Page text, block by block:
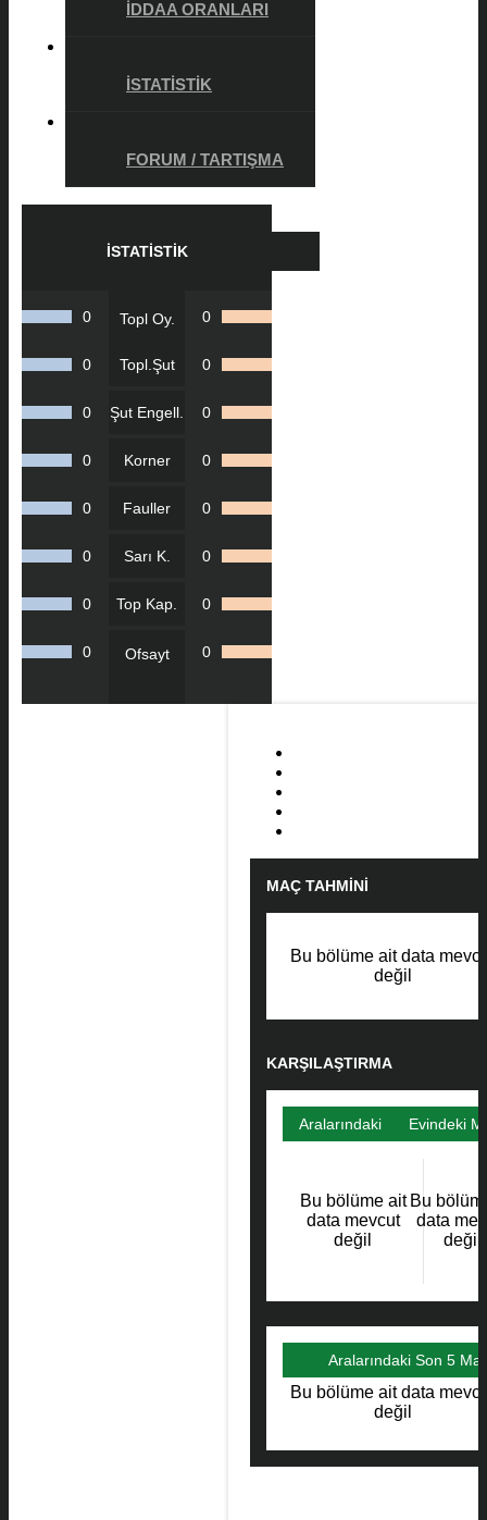
İDDAA ORANLARI
İSTATISTIK
FORUM / TARTIŞMA
İSTATISTIK
0 Topl Oy. 0
0 Topl.Şut 0
0 Şut Engell. 0
0 Korner 0
0 Fauller 0
0 Sarı K. 0
0 Top Kap. 0
0 Ofsayt 0
MAÇ TAHMINI
Bu bölüme ait data
değil
KARŞILAŞTIRMA
Aralarındaki
Bu bölüme ait
data mevcut
değil
Evindeki
Bu
data
değil
Aralarındaki Son 5
Bu bölüme ait data
değil